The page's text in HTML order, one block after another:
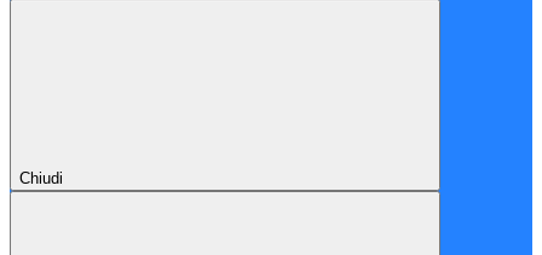
Chiudi